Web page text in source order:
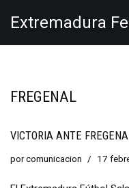
Extremadura
FREGENAL
VICTORIA ANTE
porcomunicacion 17